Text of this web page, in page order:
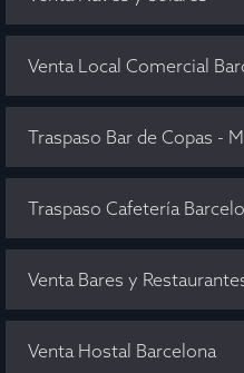
Venta Local Comercial
Traspaso Bar de Copas -
Traspaso Cafetería
Venta Bares y
Venta Hostal Barcelona